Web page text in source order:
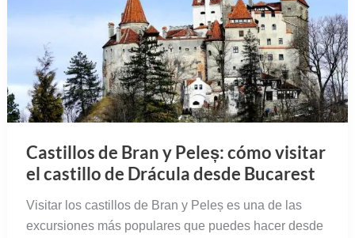
Castillos de Bran y Peleș: cómo visitar
el castillo de Drácula desde Bucarest
Visitar los castillos de Bran y Peleș es una de las
excursiones más populares que puedes hacer desde